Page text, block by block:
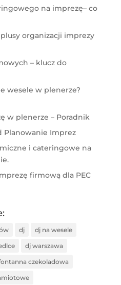
na imprezę– co
organizacji imprezy
– klucz do
wesele w plenerze?
w plenerze – Poradnik
Planowanie Imprez
i cateringowe na
firmową dla PEC
dj dj na wesele
dj warszawa
czekoladowa